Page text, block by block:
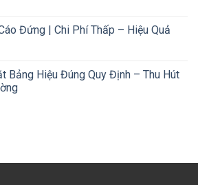
Đứng | Chi Phí Thấp – Hiệu Quả
Bảng Hiệu Đúng Quy Định – Thu Hút